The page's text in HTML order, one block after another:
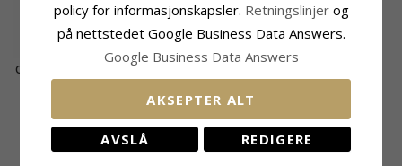
Ovalt granat anheng
i 14 karat gull 0,29 ct
KUNDER KJØPER OGSÅ
policy for informasjonskapsler. Retningslinjer og
på nettstedet Google Business Data Answers.
Google Business Data Answers
AKSEPTER ALT
AVSLÅ REDIGERE